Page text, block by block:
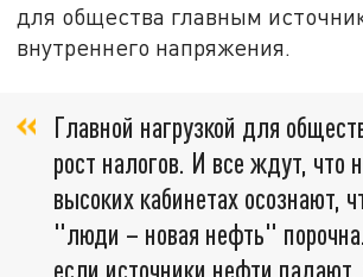
для общества главным
внутреннего напряжения.
Главной нагрузкой для
рост налогов. И все ждут, что
высоких кабинетах осознают,
"люди – новая нефть"
если источники нефти падают,